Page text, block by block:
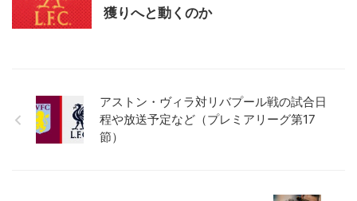
獲りへと動くのか
アストン・ヴィラ対リバプール戦の試合日
程や放送予定など（プレミアリーグ第17
節）